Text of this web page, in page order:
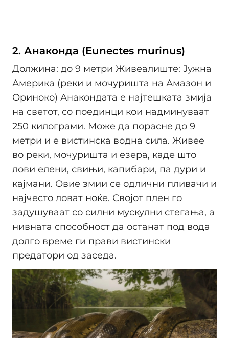
2. Анаконда (Eunectes murinus)
Должина: до 9 метри Живеалиште: Јужна
Америка (реки и мочуришта на Амазон и
Ориноко) Анакондата е најтешката змија
на светот, со поединци кои надминуваат
250 килограми. Може да порасне до 9
метри и е вистинска водна сила. Живее
во реки, мочуришта и езера, каде што
лови елени, свињи, капибари, па дури и
кајмани. Овие змии се одлични пливачи и
најчесто ловат ноќе. Својот плен го
задушуваат со силни мускулни стегања, а
нивната способност да останат под вода
долго време ги прави вистински
предатори од заседа.